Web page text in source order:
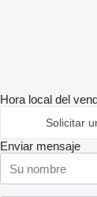
Hora local del
Solicitar
Enviar mensaje